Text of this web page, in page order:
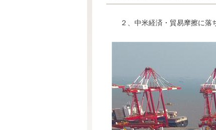
２、中米経済・貿易摩擦に落